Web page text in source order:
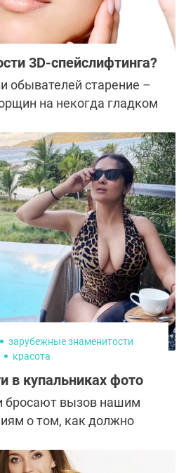
3D-спейслифтинга?
обывателей старение –
на некогда гладком
области пластической
что возрастные
не ограничиваются
тканей – меняется
скелет.
зарубежные знаменитости
красота
в купальниках фото
бросают вызов нашим
о том, как должно
свои шикарные фигуры